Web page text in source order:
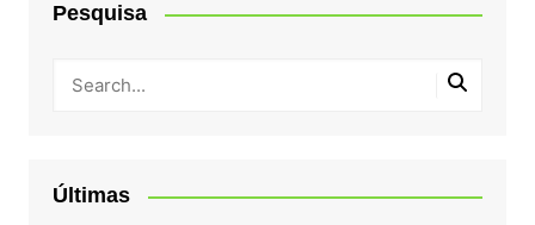
Pesquisa
Últimas